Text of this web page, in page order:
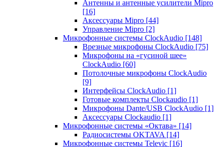
Антенны и антенные усилители Mipro
[16]
Аксессуары Mipro [44]
Управление Mipro [2]
Микрофонные системы ClockAudio [148]
Врезные микрофоны ClockAudio [75]
Микрофоны на «гусиной шее»
ClockAudio [60]
Потолочные микрофоны ClockAudio
[9]
Интерфейсы ClockAudio [1]
Готовые комплекты Clockaudio [1]
Микрофоны Dante/USB ClockAudio [1]
Аксессуары Clockaudio [1]
Микрофонные системы «Октава» [14]
Радиосистемы OKTAVA [14]
Микрофонные системы Televic [16]